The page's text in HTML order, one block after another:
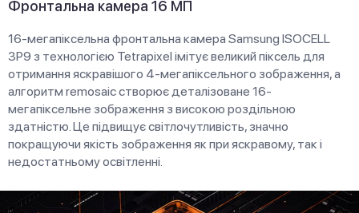
Фронтальна камера 16 МП
16-мегапіксельна фронтальна камера Samsung ISOCELL
3P9 з технологією Tetrapixel імітує великий піксель для
отримання яскравішого 4-мегапіксельного зображення, а
алгоритм remosaic створює деталізоване 16-
мегапіксельне зображення з високою роздільною
здатністю. Це підвищує світлочутливість, значно
покращуючи якість зображення як при яскравому, так і
недостатньому освітленні.